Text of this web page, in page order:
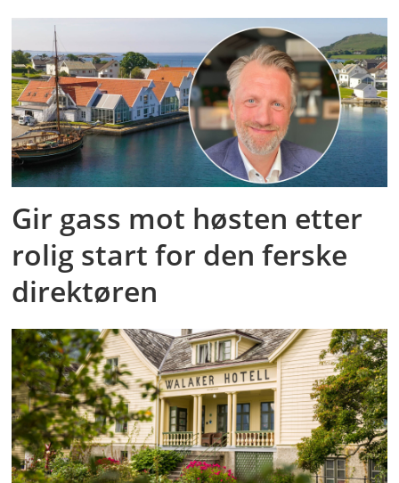
Gir gass mot høsten etter
rolig start for den ferske
direktøren